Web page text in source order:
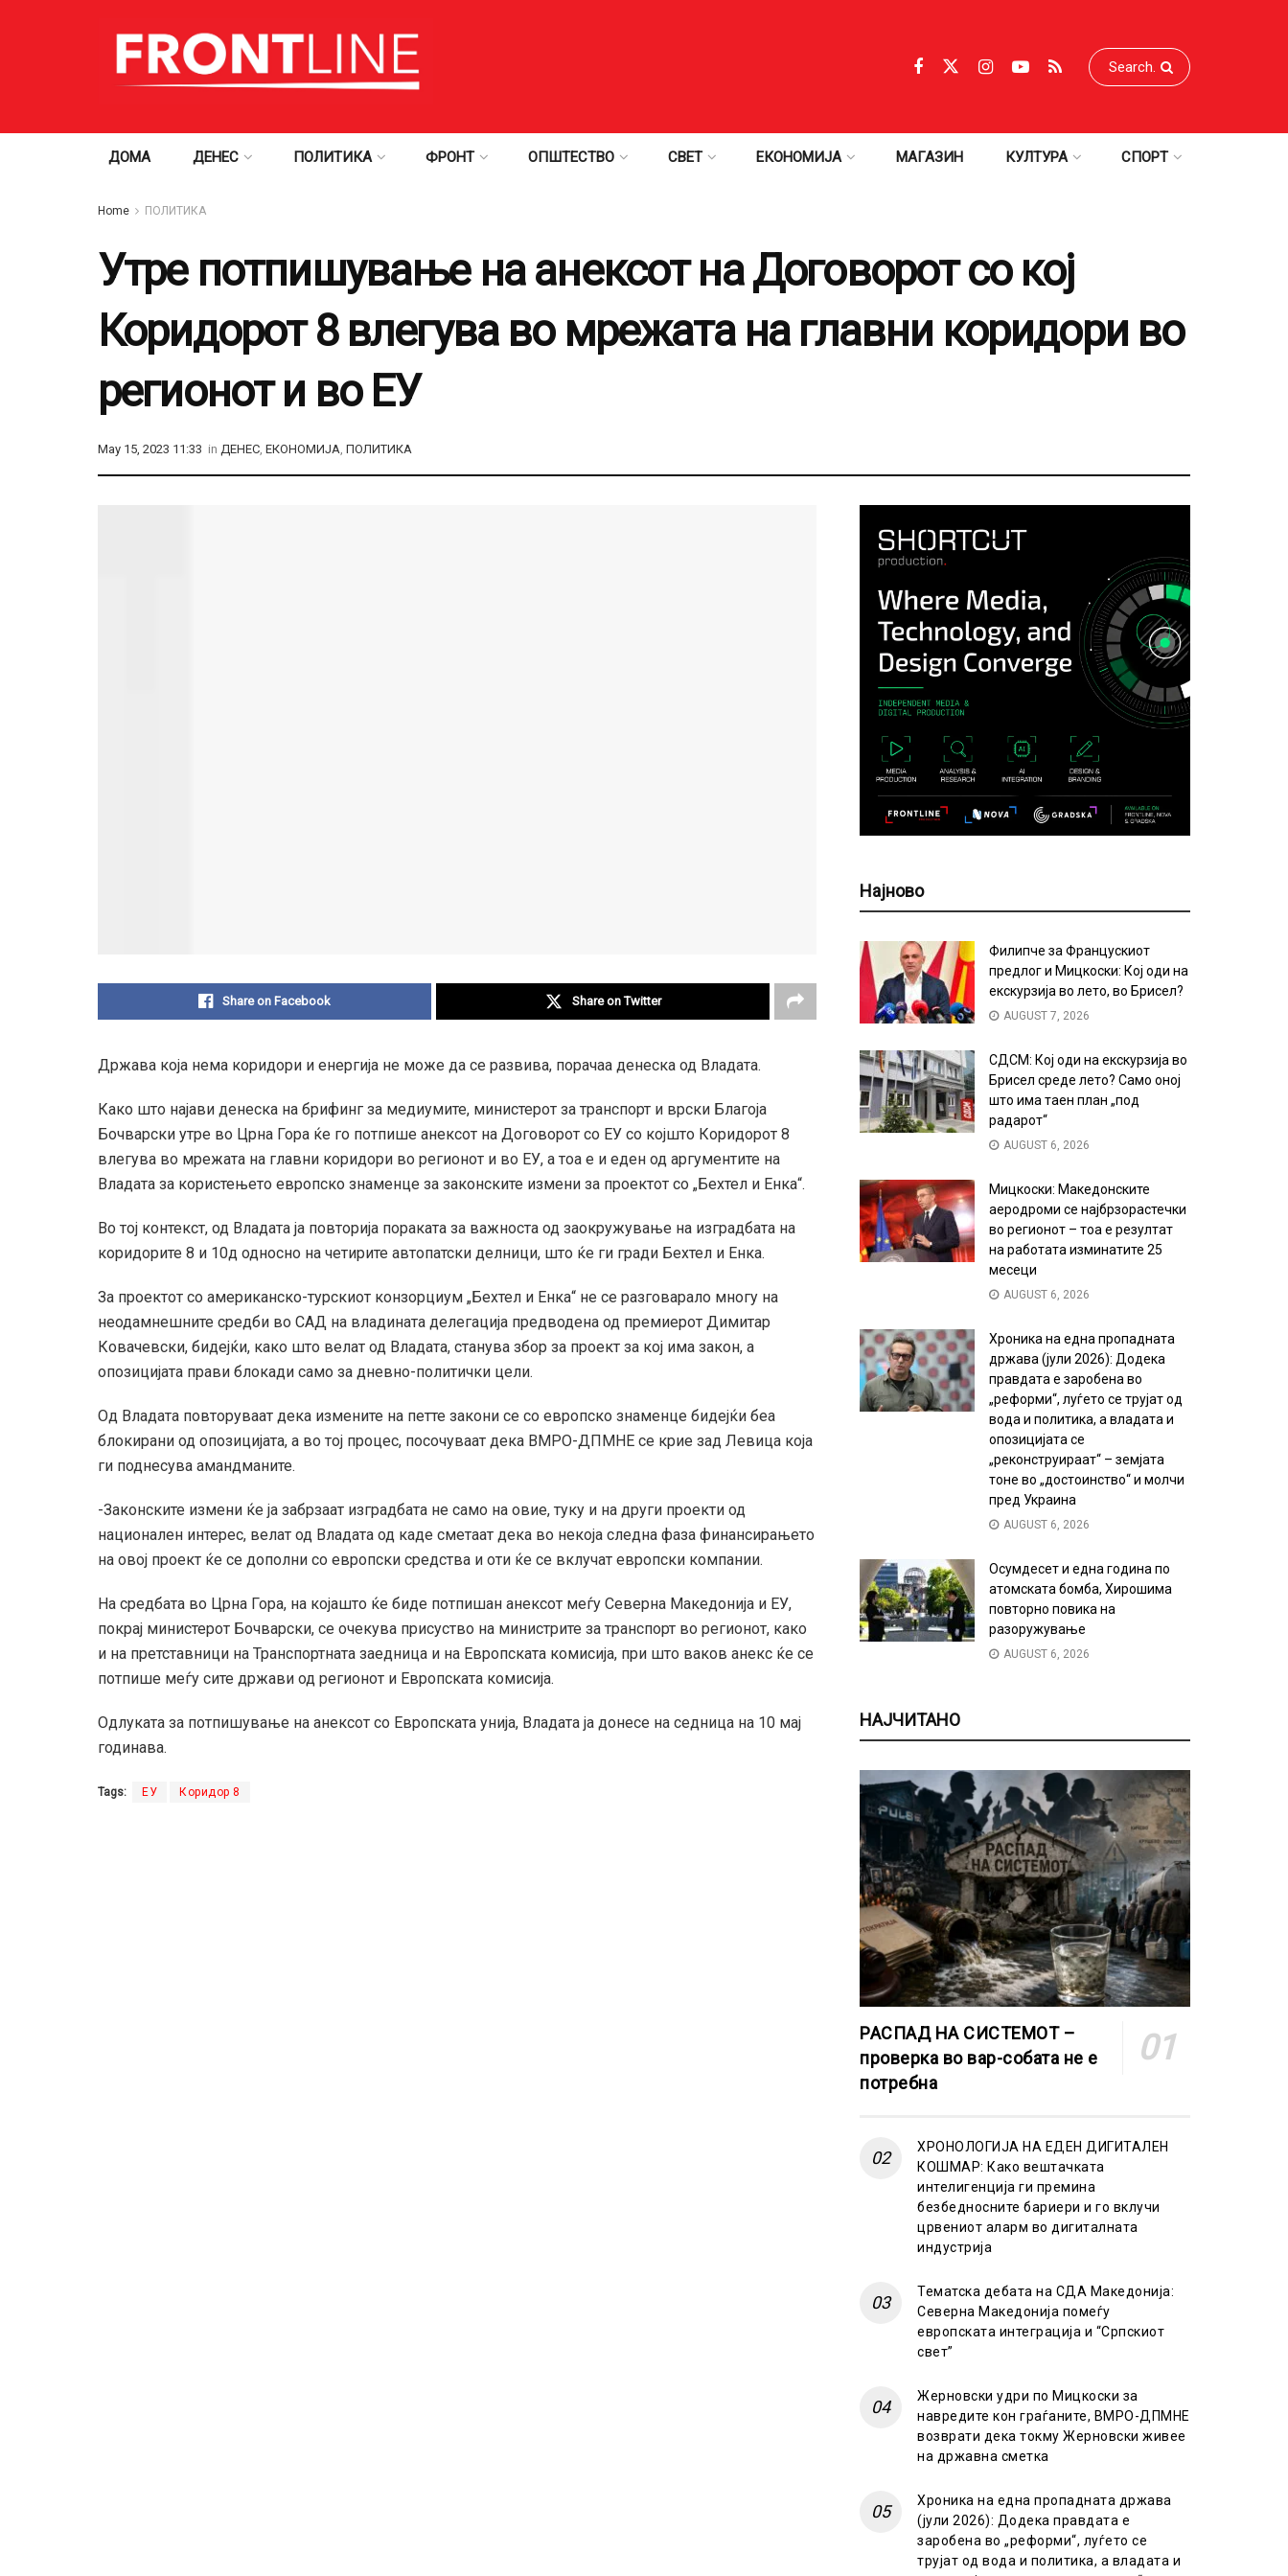
ДОМА ДЕНЕС ПОЛИТИКА ФРОНТ ОПШТЕСТВО СВЕТ ЕКОНОМИЈА МАГАЗИН КУЛТУРА СПОРТ
Home ПОЛИТИКА
Утре потпишување на анексот на Договорот со кој
Коридорот 8 влегува во мрежата на главни коридори во
регионот и во ЕУ
May 15, 2023 11:33 in ДЕНЕС, ЕКОНОМИЈА, ПОЛИТИКА
Share on Facebook Share on Twitter
Држава која нема коридори и енергија не може да се развива, порачаа денеска од Владата.
Како што најави денеска на брифинг за медиумите, министерот за транспорт и врски Благоја
Бочварски утре во Црна Гора ќе го потпише анексот на Договорот со ЕУ со којшто Коридорот 8
влегува во мрежата на главни коридори во регионот и во ЕУ, а тоа е и еден од аргументите на
Владата за користењето европско знаменце за законските измени за проектот со „Бехтел и Енка“.
Во тој контекст, од Владата ја повторија пораката за важноста од заокружување на изградбата на
коридорите 8 и 10д односно на четирите автопатски делници, што ќе ги гради Бехтел и Енка.
За проектот со американско-турскиот конзорциум „Бехтел и Енка“ не се разговарало многу на
неодамнешните средби во САД на владината делегација предводена од премиерот Димитар
Ковачевски, бидејќи, како што велат од Владата, станува збор за проект за кој има закон, а
опозицијата прави блокади само за дневно-политички цели.
Од Владата повторуваат дека измените на петте закони се со европско знаменце бидејќи беа
блокирани од опозицијата, а во тој процес, посочуваат дека ВМРО-ДПМНЕ се крие зад Левица која
ги поднесува амандманите.
-Законските измени ќе ја забрзаат изградбата не само на овие, туку и на други проекти од
национален интерес, велат од Владата од каде сметаат дека во некоја следна фаза финансирањето
на овој проект ќе се дополни со европски средства и оти ќе се вклучат европски компании.
На средбата во Црна Гора, на којашто ќе биде потпишан анексот меѓу Северна Македонија и ЕУ,
покрај министерот Бочварски, се очекува присуство на министрите за транспорт во регионот, како
и на претставници на Транспортната заедница и на Европската комисија, при што ваков анекс ќе се
потпише меѓу сите држави од регионот и Европската комисија.
Одлуката за потпишување на анексот со Европската унија, Владата ја донесе на седница на 10 мај
годинава.
Tags: ЕУ Коридор 8
Најново
Филипче за Францускиот
предлог и Мицкоски: Кој оди на
екскурзија во лето, во Брисел?
AUGUST 7, 2026
СДСМ: Кој оди на екскурзија во
Брисел среде лето? Само оној
што има таен план „под
радарот“
AUGUST 6, 2026
Мицкоски: Македонските
аеродроми се најбрзорастечки
во регионот – тоа е резултат
на работата изминатите 25
месеци
AUGUST 6, 2026
Хроника на една пропадната
држава (јули 2026): Додека
правдата е заробена во
„реформи“, луѓето се трујат од
вода и политика, а владата и
опозицијата се
„реконструираат“ – земјата
тоне во „достоинство“ и молчи
пред Украина
AUGUST 6, 2026
Осумдесет и една година по
атомската бомба, Хирошима
повторно повика на
разоружување
AUGUST 6, 2026
НАЈЧИТАНО
РАСПАД НА СИСТЕМОТ –
проверка во вар-собата не е
потребна
ХРОНОЛОГИЈА НА ЕДЕН ДИГИТАЛЕН
КОШМАР: Како вештачката
интелигенција ги премина
безбедносните бариери и го вклучи
црвениот аларм во дигиталната
индустрија
Тематска дебата на СДА Македонија:
Северна Македонија помеѓу
европската интеграција и “Српскиот
свет”
Жерновски удри по Мицкоски за
навредите кон граѓаните, ВМРО-ДПМНЕ
возврати дека токму Жерновски живее
на државна сметка
Хроника на една пропадната држава
(јули 2026): Додека правдата е
заробена во „реформи“, луѓето се
трујат од вода и политика, а владата и